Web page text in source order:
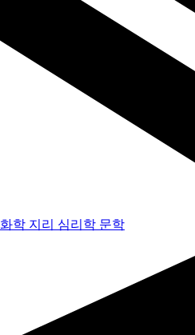
화학 지리 심리학 문학